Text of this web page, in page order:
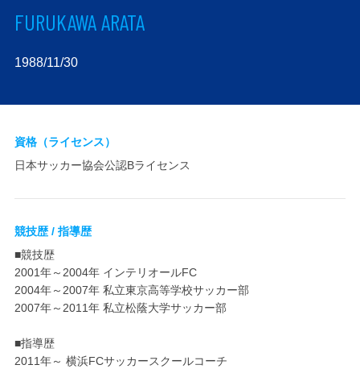
FURUKAWA ARATA
1988/11/30
資格（ライセンス）
日本サッカー協会公認Bライセンス
競技歴 / 指導歴
■競技歴
2001年～2004年 インテリオールFC
2004年～2007年 私立東京高等学校サッカー部
2007年～2011年 私立松蔭大学サッカー部
■指導歴
2011年～ 横浜FCサッカースクールコーチ